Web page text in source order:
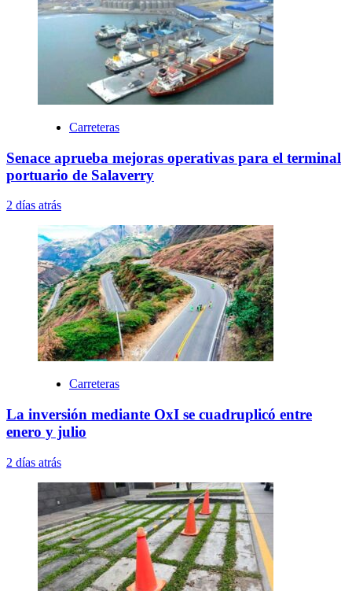
Carreteras
Senace aprueba mejoras operativas para el terminal
portuario de Salaverry
2 días atrás
Carreteras
La inversión mediante OxI se cuadruplicó entre
enero y julio
2 días atrás